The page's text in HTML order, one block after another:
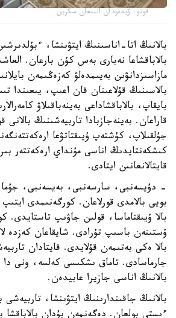
فوتو: ۆيدەودان الىنعان سكرين
بالانىڭ اتا-اناسىنىڭ ايتۋىنشا،
بالاباقشاعا نەبارى بەس كۇن بارعان.
مازاسىزدانۋىن بەيىمدەلۋ كەزەڭىمەن
بالاسىنىڭ قۇلاعىنان قان اعىپ، يىعىندا
بايقاپ، بالاباقشاداعى بەينەباقىلاۋ
قاراعان. بەينەجازبادا تاربيەشىنىڭ
جۇلقىلاپ، كۇشتەپ ۇيىقتاتۋعا
كىشكەنتايدىڭ اناسى مۇنداي ارەكەتتەر
قايتالانعانىن ايتادى.
- دۇيسەنبى، سارسەنبى، بەيسەنبى،
بويى بالامدى قورلاعان. كورگەنىمدى
بالا ۇيىقتاماسا، قولىن جاۋىپ تاستايدى.
ۇستىنەن باسىپ تۇرادى. شايقاعان كەزدە
بالا ەكى بەتىمەن قۇلايدى. قايتادان
جارماسادى. تاماق ىشكىسى كەلسە، ونى
بالانىڭ اناسى جازيرا عابيدەن.
بالانىڭ جاقىندارىنىڭ ايتۋىنشا،